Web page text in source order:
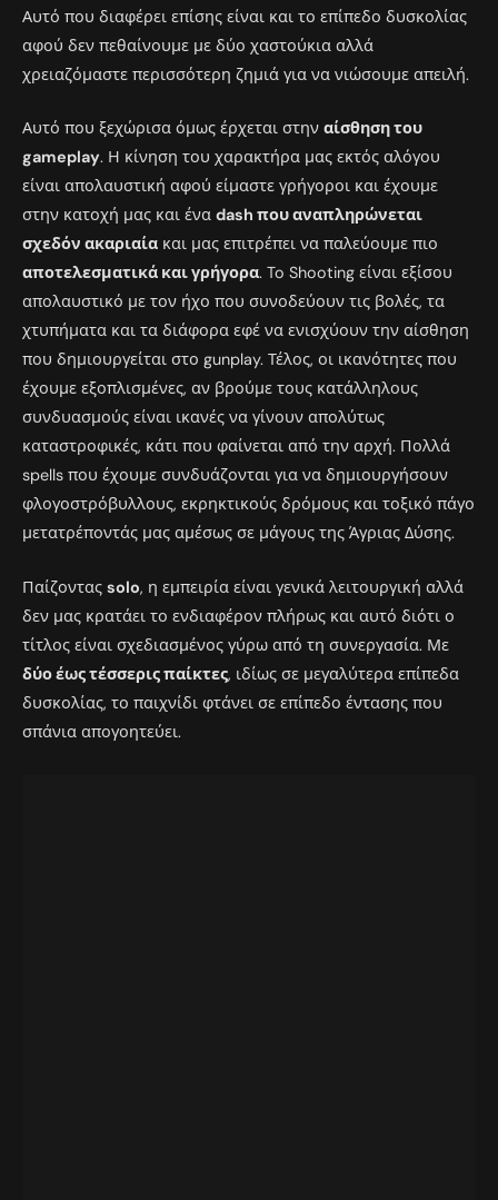
Αυτό που διαφέρει επίσης είναι και το επίπεδο δυσκολίας
αφού δεν πεθαίνουμε με δύο χαστούκια αλλά
χρειαζόμαστε περισσότερη ζημιά για να νιώσουμε απειλή.
Αυτό που ξεχώρισα όμως έρχεται στην αίσθηση του
gameplay. Η κίνηση του χαρακτήρα μας εκτός αλόγου
είναι απολαυστική αφού είμαστε γρήγοροι και έχουμε
στην κατοχή μας και ένα dash που αναπληρώνεται
σχεδόν ακαριαία και μας επιτρέπει να παλεύουμε πιο
αποτελεσματικά και γρήγορα. To Shooting είναι εξίσου
απολαυστικό με τον ήχο που συνοδεύουν τις βολές, τα
χτυπήματα και τα διάφορα εφέ να ενισχύουν την αίσθηση
που δημιουργείται στο gunplay. Τέλος, οι ικανότητες που
έχουμε εξοπλισμένες, αν βρούμε τους κατάλληλους
συνδυασμούς είναι ικανές να γίνουν απολύτως
καταστροφικές, κάτι που φαίνεται από την αρχή. Πολλά
spells που έχουμε συνδυάζονται για να δημιουργήσουν
φλογοστρόβυλλους, εκρηκτικούς δρόμους και τοξικό πάγο
μετατρέποντάς μας αμέσως σε μάγους της Άγριας Δύσης.
Παίζοντας solo, η εμπειρία είναι γενικά λειτουργική αλλά
δεν μας κρατάει το ενδιαφέρον πλήρως και αυτό διότι ο
τίτλος είναι σχεδιασμένος γύρω από τη συνεργασία. Με
δύο έως τέσσερις παίκτες, ιδίως σε μεγαλύτερα επίπεδα
δυσκολίας, το παιχνίδι φτάνει σε επίπεδο έντασης που
σπάνια απογοητεύει.